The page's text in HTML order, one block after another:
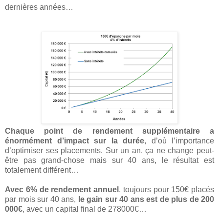
dernières années…
Chaque point de rendement supplémentaire a
énormément d’impact sur la durée, d’où l’importance
d’optimiser ses placements. Sur un an, ça ne change peut-
être pas grand-chose mais sur 40 ans, le résultat est
totalement différent…
Avec 6% de rendement annuel , toujours pour 150€ placés
par mois sur 40 ans, le gain sur 40 ans est de plus de 200
000€, avec un capital final de 278000€…